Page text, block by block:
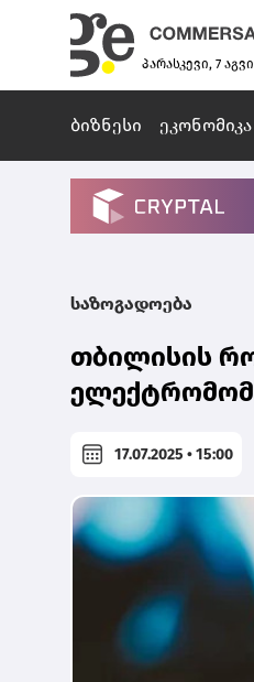
პარასკევი, 7
ბიზნესი ეკონომიკა
საზოგადოება
თბილისის
17.07.2025 • 15:00